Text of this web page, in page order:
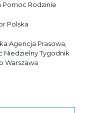
Rodzinie
Polska
Agencja Prasowa,
Niedzielny Tygodnik
Warszawa